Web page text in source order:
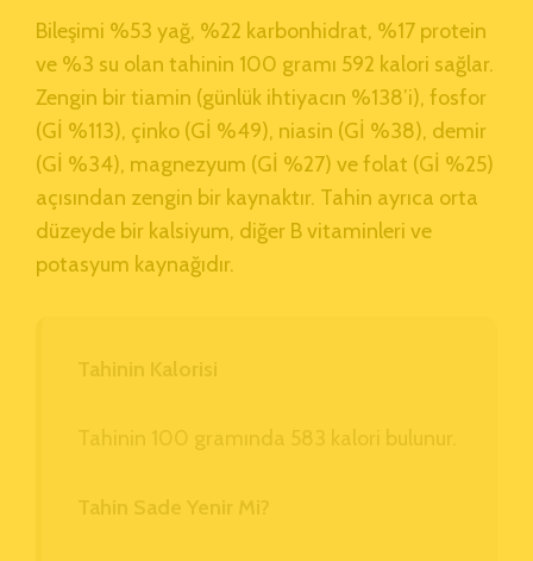
Bileşimi %53 yağ, %22 karbonhidrat, %17 protein
ve %3 su olan tahinin 100 gramı 592 kalori sağlar.
Zengin bir tiamin (günlük ihtiyacın %138’i), fosfor
(Gİ %113), çinko (Gİ %49), niasin (Gİ %38), demir
(Gİ %34), magnezyum (Gİ %27) ve folat (Gİ %25)
açısından zengin bir kaynaktır. Tahin ayrıca orta
düzeyde bir kalsiyum, diğer B vitaminleri ve
potasyum kaynağıdır.
Tahinin Kalorisi
Tahinin 100 gramında 583 kalori bulunur.
Tahin Sade Yenir Mi?